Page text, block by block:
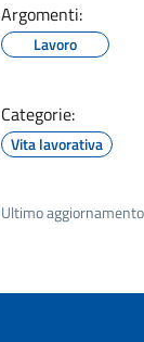
Argomenti:
Lavoro
Categorie:
Vita lavorativa
Ultimo